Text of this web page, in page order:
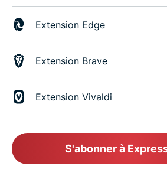
Extension Edge
Extension Brave
Extension Vivaldi
S'abonner à